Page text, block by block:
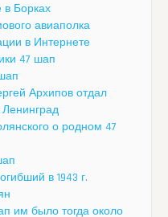
Борках
авиаполка
в Интернете
47 шап
Архипов отдал
Ленинград
о родном 47
в 1943 г.
им было тогда около